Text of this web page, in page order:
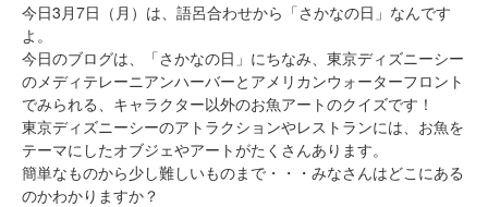
今日3月7日（月）は、語呂合わせから「さかなの日」なんです
よ。
今日のブログは、「さかなの日」にちなみ、東京ディズニーシー
のメディテレーニアンハーバーとアメリカンウォーターフロント
でみられる、キャラクター以外のお魚アートのクイズです！
東京ディズニーシーのアトラクションやレストランには、お魚を
テーマにしたオブジェやアートがたくさんあります。
簡単なものから少し難しいものまで・・・みなさんはどこにある
のかわかりますか？